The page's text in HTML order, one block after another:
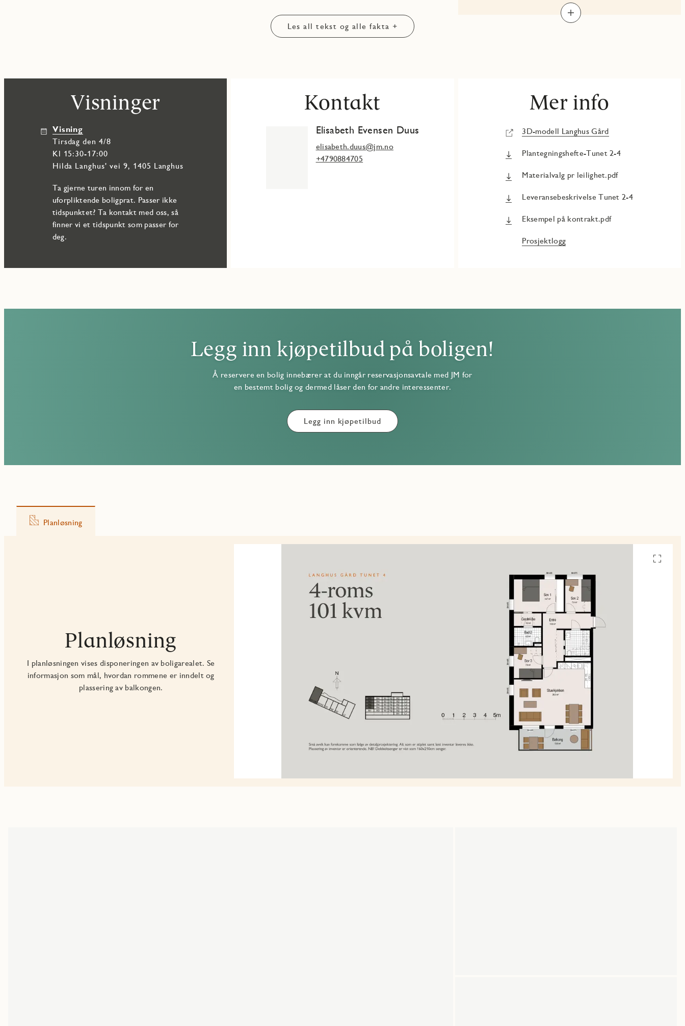
Felleskostnad
Les all tekst og alle fakta +
Visninger
Visning
tirsdag den 4/8
Kl 15:30-17:00
Hilda Langhus' vei 9, 1405 Langhus
Ta gjerne turen innom for en
uforpliktende boligprat. Passer ikke
tidspunktet? Ta kontakt med oss, så
finner vi et tidspunkt som passer for
deg.
Kontakt
Elisabeth Evensen Duus
elisabeth.duus@jm.no
+4790884705
Mer info
3D-modell Langhus Gård
Plantegningshefte-Tunet 2-4
Materialvalg pr leilighet.pdf
Leveransebeskrivelse Tunet 2-4
Eksempel på kontrakt.pdf
Prosjektlogg
Legg inn kjøpetilbud på boligen!
Å reservere en bolig innebærer at du inngår reservasjonsavtale med JM for
en bestemt bolig og dermed låser den for andre interessenter.
Legg inn kjøpetilbud
Planløsning
Planløsning
I planløsningen vises disponeringen av boligarealet. Se
informasjon som mål, hvordan rommene er inndelt og
plassering av balkongen.
Se